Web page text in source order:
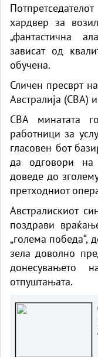
хардвер за
„фантастична
зависат од
обучена.
Сличен пресврт
Австралија (CBA)
CBA минатата
работници за
гласовен бот
да одговори на
доведе до
претходниот
Австралискиот
поздрави
„голема победа“,
зела доволно
донесувањето
отпуштањата.